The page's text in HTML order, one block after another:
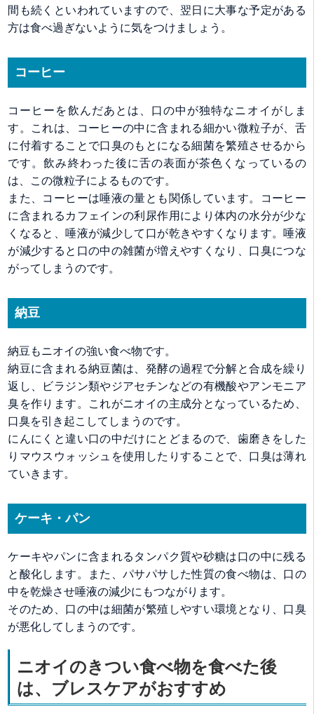
間も続くといわれていますので、翌日に大事な予定がある
方は食べ過ぎないように気をつけましょう。
コーヒー
コーヒーを飲んだあとは、口の中が独特なニオイがしま
す。これは、コーヒーの中に含まれる細かい微粒子が、舌
に付着することで口臭のもとになる細菌を繁殖させるから
です。飲み終わった後に舌の表面が茶色くなっているの
は、この微粒子によるものです。
また、コーヒーは唾液の量とも関係しています。コーヒー
に含まれるカフェインの利尿作用により体内の水分が少な
くなると、唾液が減少して口が乾きやすくなります。唾液
が減少すると口の中の雑菌が増えやすくなり、口臭につな
がってしまうのです。
納豆
納豆もニオイの強い食べ物です。
納豆に含まれる納豆菌は、発酵の過程で分解と合成を繰り
返し、ビラジン類やジアセチンなどの有機酸やアンモニア
臭を作ります。これがニオイの主成分となっているため、
口臭を引き起こしてしまうのです。
にんにくと違い口の中だけにとどまるので、歯磨きをした
りマウスウォッシュを使用したりすることで、口臭は薄れ
ていきます。
ケーキ・パン
ケーキやパンに含まれるタンパク質や砂糖は口の中に残る
と酸化します。また、パサパサした性質の食べ物は、口の
中を乾燥させ唾液の減少にもつながります。
そのため、口の中は細菌が繁殖しやすい環境となり、口臭
が悪化してしまうのです。
ニオイのきつい食べ物を食べた後
は、ブレスケアがおすすめ